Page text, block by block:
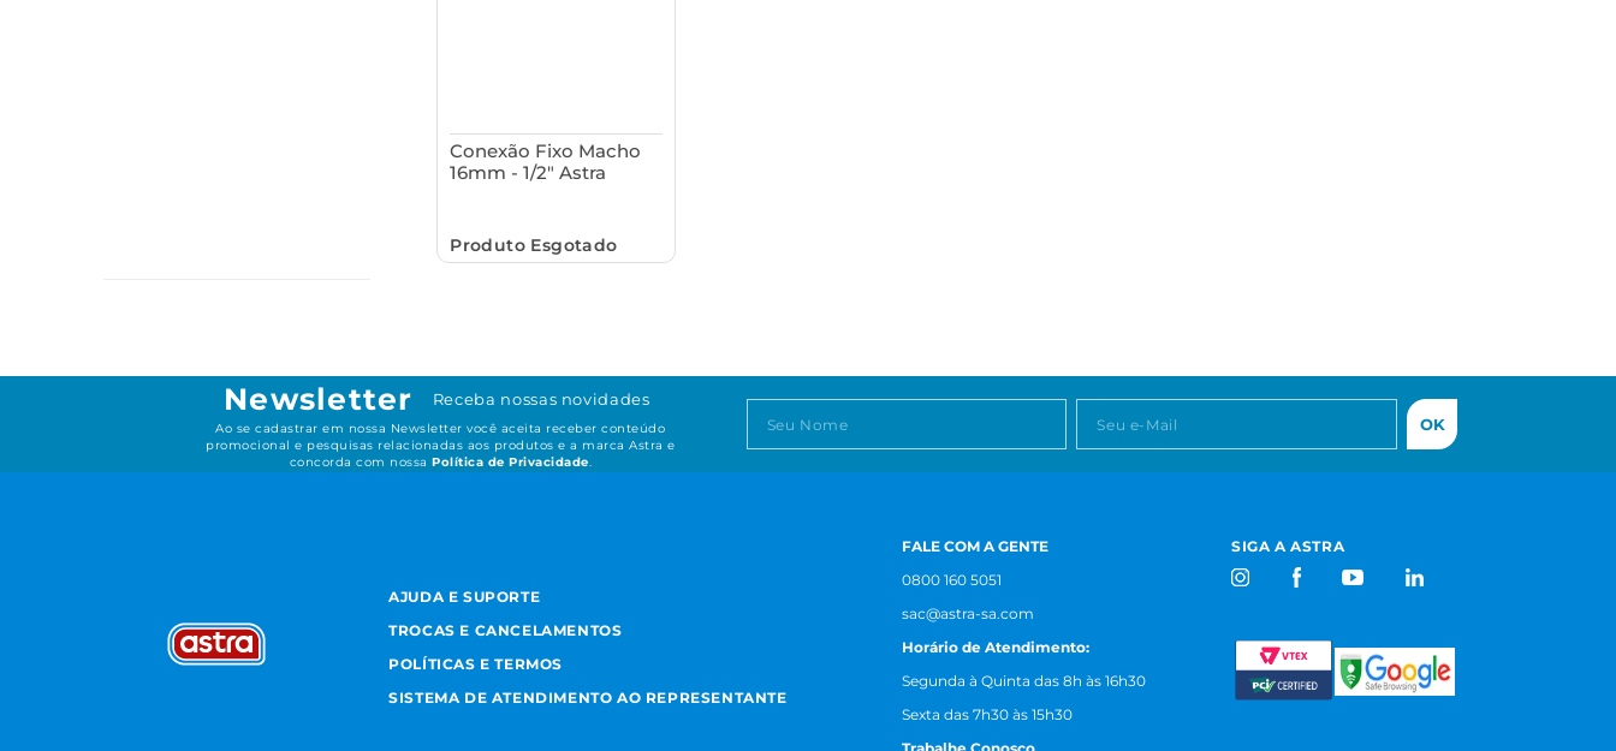
Conexão Fixo Macho
16mm - 1/2" Astra
Produto Esgotado
Newsletter Receba nossas novidades
Ao se cadastrar em nossa Newsletter você aceita receber conteúdo
promocional e pesquisas relacionadas aos produtos e a marca Astra e
concorda com nossaPolítica de Privacidade
OK
AJUDA E SUPORTE
TROCAS E CANCELAMENTOS
POLÍTICAS E TERMOS
SISTEMA DE ATENDIMENTO AO REPRESENTANTE
FALE COM A GENTE
0800 160 5051
sac@astra-sa.com
Horário de Atendimento:
Segunda à Quinta das 8h às 16h30
Sexta das 7h30 às 15h30
SIGA A ASTRA